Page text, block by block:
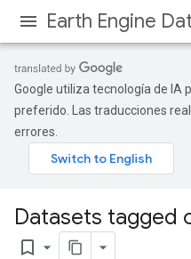
Earth Engine
Google utiliza tecnología de IA
preferido. Las traducciones
errores.
Datasets tagged
bookmark_border